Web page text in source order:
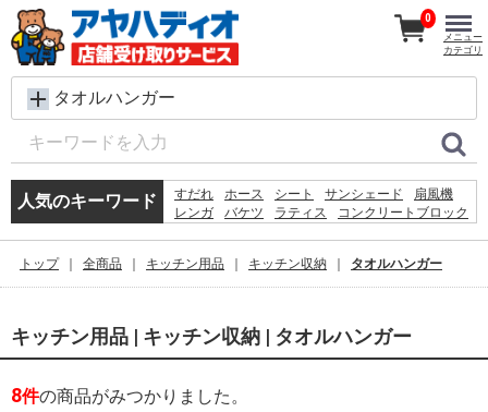
タオルハンガー
人気のキーワード すだれ ホース シート サンシェード
扇風機
レンガ
バケツ ラティス
コンクリートブロック
水
木材 砂利 カーテン
0
メニュー
カテゴリ
トップ 全商品 キッチン用品 キッチン収納 タオルハンガー
キッチン用品 | キッチン収納 | タオルハンガー
8件の商品がみつかりました。